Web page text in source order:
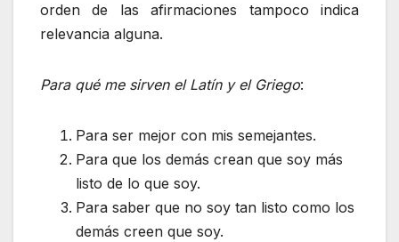
orden de las afirmaciones tampoco indica
relevancia alguna.
Para qué me sirven el Latín y el Griego:
Para ser mejor con mis semejantes.
Para que los demás crean que soy más
listo de lo que soy.
Para saber que no soy tan listo como los
demás creen que soy.